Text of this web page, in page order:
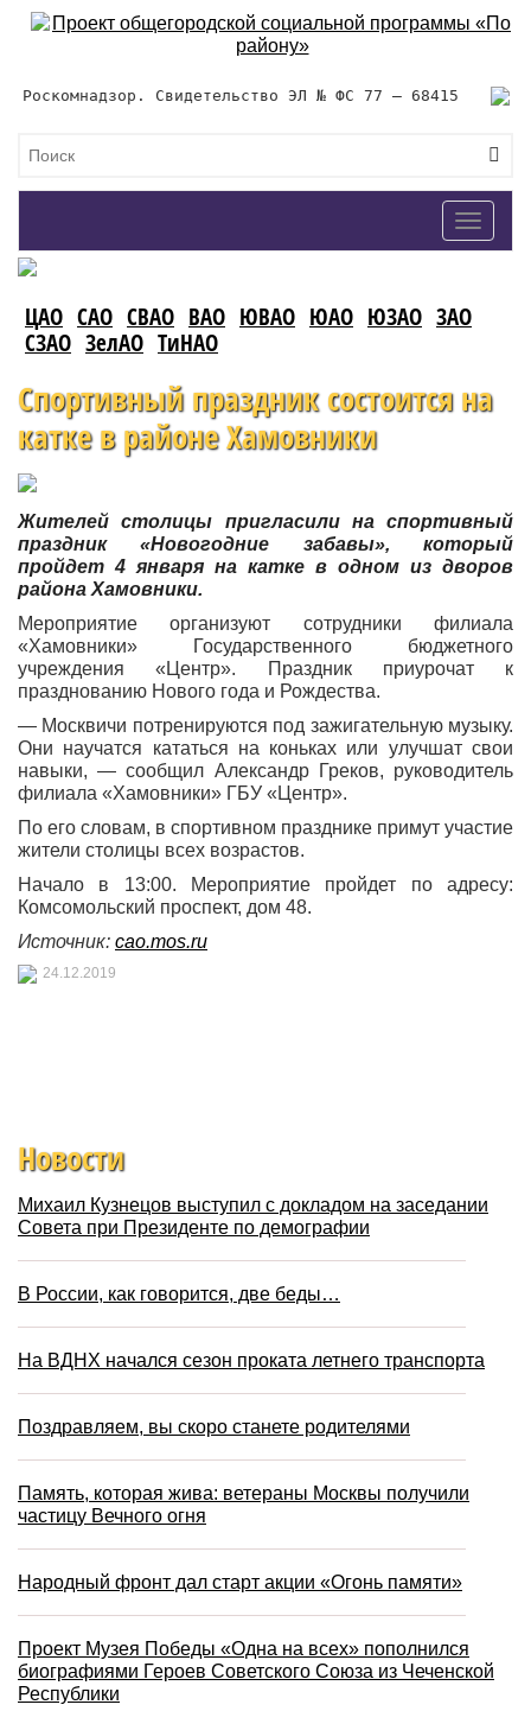
Роскомнадзор. Свидетельство ЭЛ № ФС 77 – 68415
Toggle
ЦАО САО СВАО ВАО ЮВАО ЮАО ЮЗАО ЗАО
СЗАО ЗелАО ТиНАО
Спортивный праздник состоится на
катке в районе Хамовники
Жителей столицы пригласили на спортивный
праздник «Новогодние забавы», который
пройдет 4 января на катке в одном из дворов
района Хамовники.
Мероприятие организуют сотрудники филиала
«Хамовники» Государственного бюджетного
учреждения «Центр». Праздник приурочат к
празднованию Нового года и Рождества.
— Москвичи потренируются под зажигательную музыку.
Они научатся кататься на коньках или улучшат свои
навыки, — сообщил Александр Греков, руководитель
филиала «Хамовники» ГБУ «Центр».
По его словам, в спортивном празднике примут участие
жители столицы всех возрастов.
Начало в 13:00. Мероприятие пройдет по адресу:
Комсомольский проспект, дом 48.
Источник: cao.mos.ru
24.12.2019
Новости
Михаил Кузнецов выступил с докладом на заседании
Совета при Президенте по демографии
В России, как говорится, две беды…
На ВДНХ начался сезон проката летнего транспорта
Поздравляем, вы скоро станете родителями
Память, которая жива: ветераны Москвы получили
частицу Вечного огня
Народный фронт дал старт акции «Огонь памяти»
Проект Музея Победы «Одна на всех» пополнился
биографиями Героев Советского Союза из Чеченской
Республики